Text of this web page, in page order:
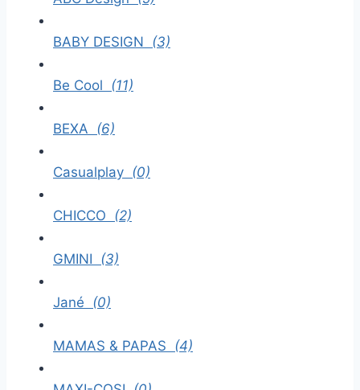
BABY DESIGN (3)
Be Cool (11)
BEXA (6)
Casualplay (0)
CHICCO (2)
GMINI (3)
Jané (0)
MAMAS & PAPAS (4)